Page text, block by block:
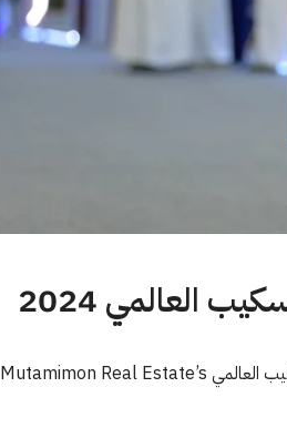
العالمي 2024
#من_الحلم_الى_الواقع جانب من مشاركة متممون العقارية في معرض سيتي سكيب العالمي Mutamimon Real Estate’s